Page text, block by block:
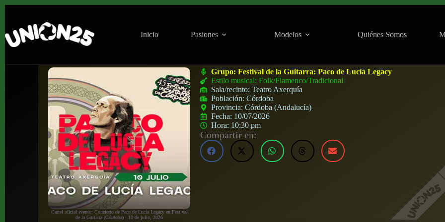
Inicio Pasiones Modelos Quiénes Somos
Cartel oficial evento: Concierto de Paco de Lucía Legacy en Festival
de la Guitarra (Córdoba) · 10 de julio, 2026
Grupo:Festival de la Guitarra: Paco de Lucía Legacy
Estilo musical: Folk/Flamenco/Tradicional
Sala/recinto:Teatro Axerquía
Población:Córdoba
Provincia:Córdoba (Andalucía)
Fecha: 10/07/2026
Hora: 10:30 pm
Compartir en: